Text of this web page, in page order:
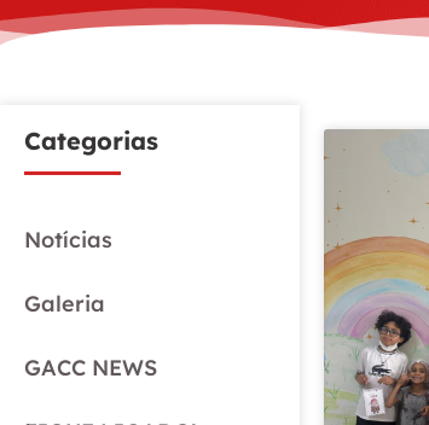
Categorias
Notícias
Galeria
GACC NEWS